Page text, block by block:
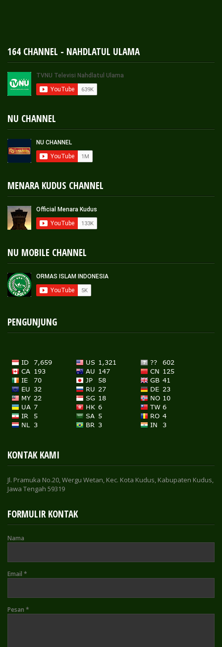
164 CHANNEL - NAHDLATUL ULAMA
NU CHANNEL
MENARA KUDUS CHANNEL
NU MOBILE CHANNEL
PENGUNJUNG
KONTAK KAMI
Jl. Pramuka No.20, Wergu Wetan, Kec. Kota Kudus, Kabupaten Kudus,
Jawa Tengah 59319
FORMULIR KONTAK
Nama
Email *
Pesan *